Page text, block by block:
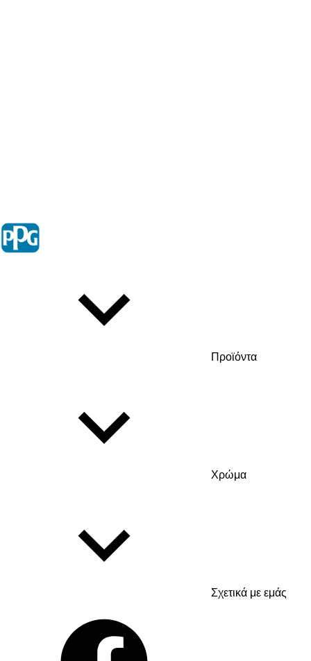
Προϊόντα
Χρώμα
Σχετικά με εμάς